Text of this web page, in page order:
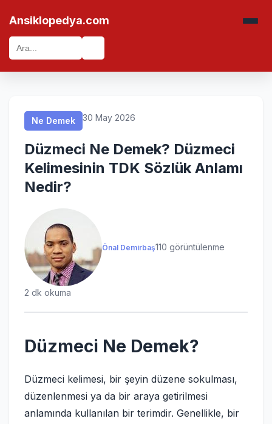
Ansiklopedya.com
Ne Demek 30 May 2026
Düzmeci Ne Demek? Düzmeci
Kelimesinin TDK Sözlük Anlamı
Nedir?
Önal Demirbaş110 görüntülenme
2 dk okuma
Düzmeci Ne Demek?
Düzmeci kelimesi, bir şeyin düzene sokulması,
düzenlenmesi ya da bir araya getirilmesi
anlamında kullanılan bir terimdir. Genellikle, bir
Ne Demek
Ne Demek
Ne Demek
Ne Demek